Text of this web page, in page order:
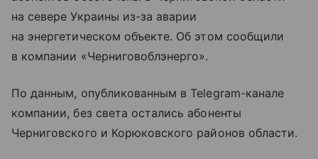
на севере Украины из-за аварии
на энергетическом объекте. Об этом сообщили
в компании «Черниговоблэнерго».
По данным, опубликованным в Telegram-канале
компании, без света остались абоненты
Черниговского и Корюковского районов области.